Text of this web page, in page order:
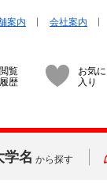
案内 会社案内
閲覧
履歴
お気に
入り
学名 から探す